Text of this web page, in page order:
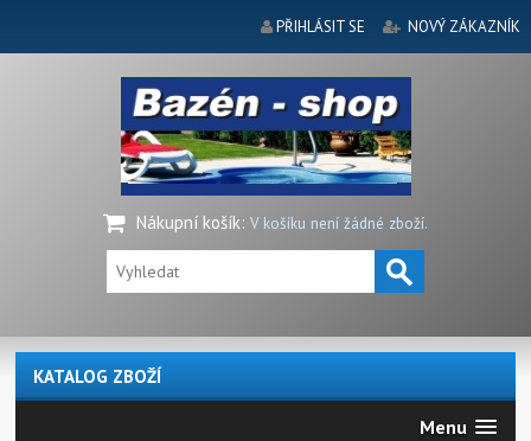
PŘIHLÁSIT SE NOVÝ ZÁKAZNÍK
Nákupní košík: V košíku není žádné zboží.
KATALOG ZBOŽÍ
Menu